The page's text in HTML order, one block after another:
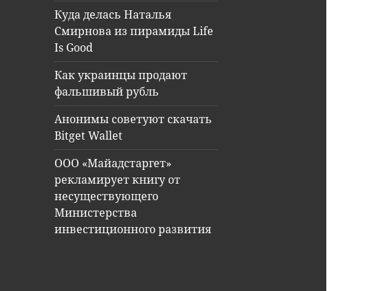
Куда делась Наталья
Смирнова из пирамиды Life
Is Good
Как украинцы продают
фальшивый рубль
Анонимы советуют скачать
Bitget Wallet
ООО «Майадстаргет»
рекламирует книгу от
несуществующего
Министерства
инвестиционного развития